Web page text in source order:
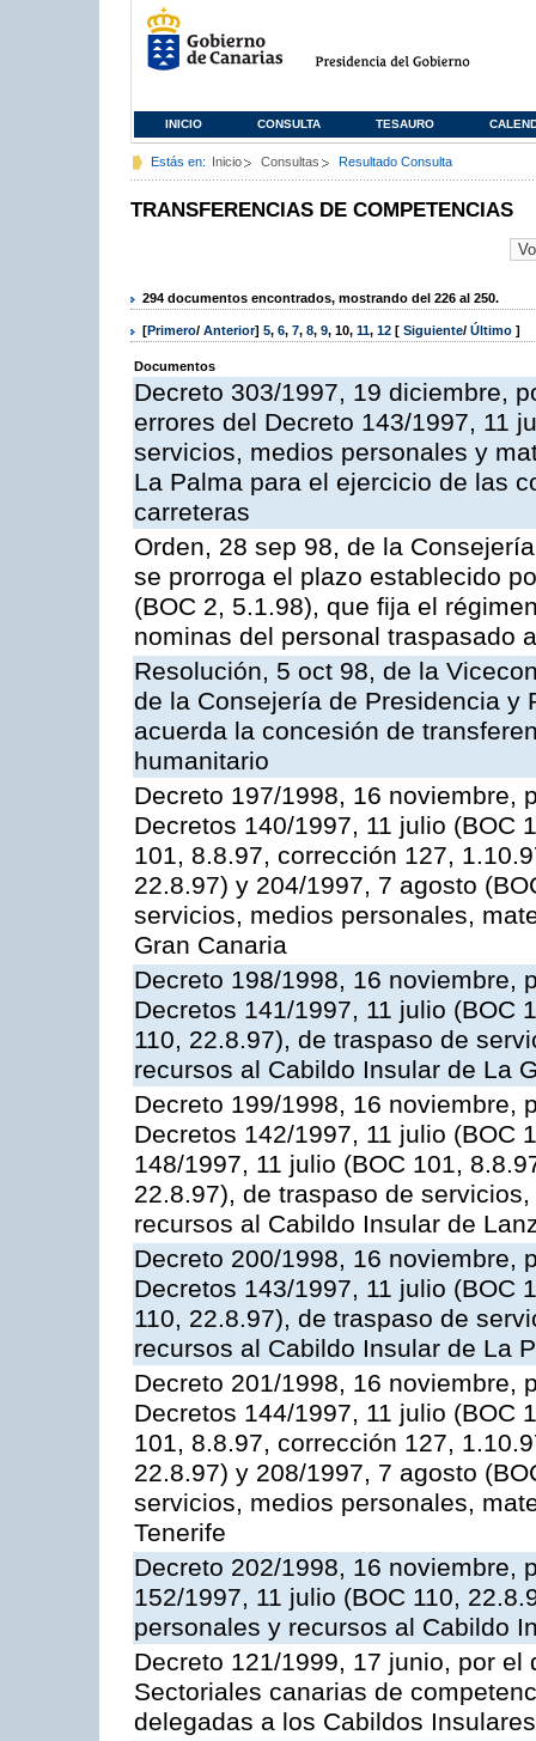
INICIO CONSULTA TESAURO
Estás en: Inicio Consultas Resultado Consulta
TRANSFERENCIAS DE COMPETENCIAS
294 documentos encontrados, mostrando del 226 al 250.
[Primero/ Anterior] 5, 6, 7, 8, 9, 10, 11, 12 [ Siguiente/ Último ]
Documentos
Decreto 303/1997, 19 diciembre,
errores del Decreto 143/1997, 11
servicios, medios personales y
La Palma para el ejercicio de las
carreteras
Orden, 28 sep 98, de la
se prorroga el plazo establecido
(BOC 2, 5.1.98), que fija el
nominas del personal traspasado
Resolución, 5 oct 98, de la
de la Consejería de Presidencia y
acuerda la concesión de
humanitario
Decreto 197/1998, 16 noviembre,
Decretos 140/1997, 11 julio (BOC
101, 8.8.97, corrección 127,
22.8.97) y 204/1997, 7 agosto
servicios, medios personales,
Gran Canaria
Decreto 198/1998, 16 noviembre,
Decretos 141/1997, 11 julio (BOC
110, 22.8.97), de traspaso de
recursos al Cabildo Insular de La
Decreto 199/1998, 16 noviembre,
Decretos 142/1997, 11 julio (BOC
148/1997, 11 julio (BOC 101,
22.8.97), de traspaso de
recursos al Cabildo Insular de
Decreto 200/1998, 16 noviembre,
Decretos 143/1997, 11 julio (BOC
110, 22.8.97), de traspaso de
recursos al Cabildo Insular de La
Decreto 201/1998, 16 noviembre,
Decretos 144/1997, 11 julio (BOC
101, 8.8.97, corrección 127,
22.8.97) y 208/1997, 7 agosto
servicios, medios personales,
Tenerife
Decreto 202/1998, 16 noviembre,
152/1997, 11 julio (BOC 110,
personales y recursos al Cabildo
Decreto 121/1999, 17 junio, por
Sectoriales canarias de
delegadas a los Cabildos Insulares